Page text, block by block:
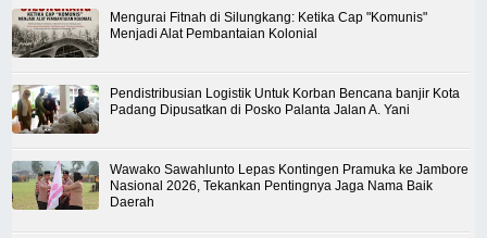
Mengurai Fitnah di Silungkang: Ketika Cap "Komunis"
Menjadi Alat Pembantaian Kolonial
Pendistribusian Logistik Untuk Korban Bencana banjir Kota
Padang Dipusatkan di Posko Palanta Jalan A. Yani
Wawako Sawahlunto Lepas Kontingen Pramuka ke Jambore
Nasional 2026, Tekankan Pentingnya Jaga Nama Baik
Daerah